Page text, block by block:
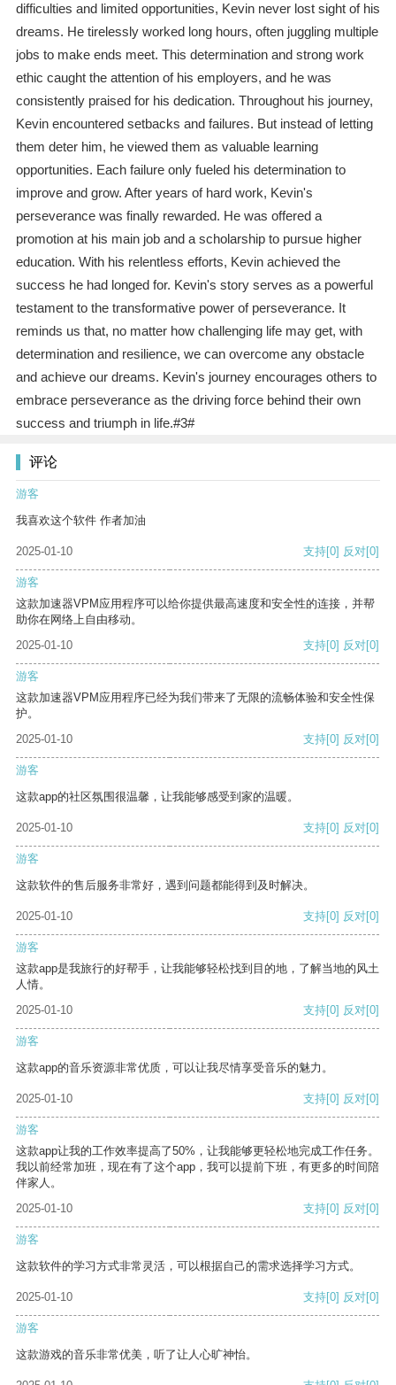
difficulties and limited opportunities, Kevin never lost sight of his
dreams. He tirelessly worked long hours, often juggling multiple
jobs to make ends meet. This determination and strong work
ethic caught the attention of his employers, and he was
consistently praised for his dedication. Throughout his journey,
Kevin encountered setbacks and failures. But instead of letting
them deter him, he viewed them as valuable learning
opportunities. Each failure only fueled his determination to
improve and grow. After years of hard work, Kevin's
perseverance was finally rewarded. He was offered a
promotion at his main job and a scholarship to pursue higher
education. With his relentless efforts, Kevin achieved the
success he had longed for. Kevin's story serves as a powerful
testament to the transformative power of perseverance. It
reminds us that, no matter how challenging life may get, with
determination and resilience, we can overcome any obstacle
and achieve our dreams. Kevin's journey encourages others to
embrace perseverance as the driving force behind their own
success and triumph in life.#3#
评论
游客
我喜欢这个软件 作者加油
2025-01-10 支持[0] 反对[0]
游客
这款加速器VPM应用程序可以给你提供最高速度和安全性的连接，并帮
助你在网络上自由移动。
2025-01-10
支持[0] 反对[0]
游客
这款加速器VPM应用程序已经为我们带来了无限的流畅体验和安全性保
护。
2025-01-10
支持[0] 反对[0]
游客
这款app的社区氛围很温馨，让我能够感受到家的温暖。
2025-01-10 支持[0] 反对[0]
游客
这款软件的售后服务非常好，遇到问题都能得到及时解决。
2025-01-10 支持[0] 反对[0]
游客
这款app是我旅行的好帮手，让我能够轻松找到目的地，了解当地的风土
人情。
2025-01-10
支持[0] 反对[0]
游客
这款app的音乐资源非常优质，可以让我尽情享受音乐的魅力。
2025-01-10 支持[0] 反对[0]
游客
这款app让我的工作效率提高了50%，让我能够更轻松地完成工作任务。
我以前经常加班，现在有了这个app，我可以提前下班，有更多的时间陪
伴家人。
2025-01-10
支持[0] 反对[0]
游客
这款软件的学习方式非常灵活，可以根据自己的需求选择学习方式。
2025-01-10 支持[0] 反对[0]
游客
这款游戏的音乐非常优美，听了让人心旷神怡。